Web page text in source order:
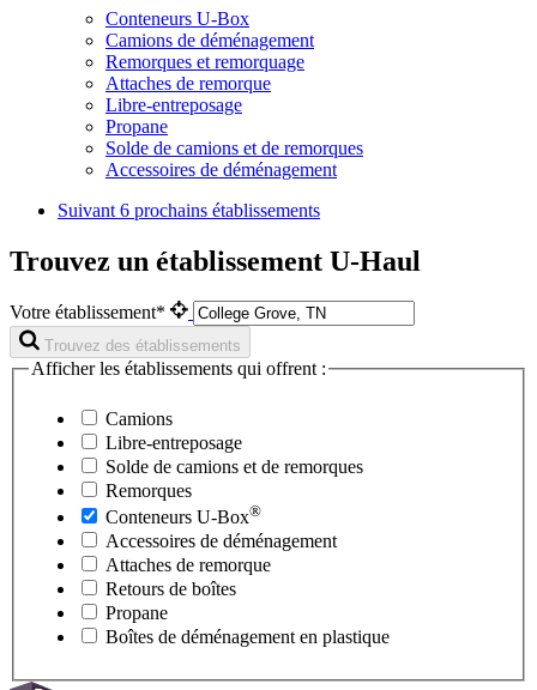
Conteneurs U-Box
Camions de déménagement
Remorques et remorquage
Attaches de remorque
Libre-entreposage
Propane
Solde de camions et de remorques
Accessoires de déménagement
Suivant 6 prochains établissements
Trouvez un établissement U-Haul
Votre établissement*
Trouvez des établissements
Afficher les établissements qui offrent :
Camions
Libre-entreposage
Solde de camions et de remorques
Remorques
Conteneurs U-Box®
Accessoires de déménagement
Attaches de remorque
Retours de boîtes
Propane
Boîtes de déménagement en plastique